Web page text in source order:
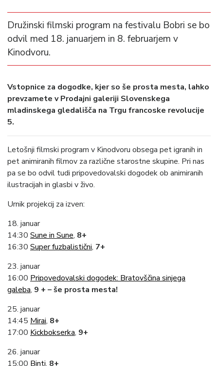
Družinski filmski program na festivalu Bobri se bo
odvil med 18. januarjem in 8. februarjem v
Kinodvoru.
Vstopnice za dogodke, kjer so še prosta mesta, lahko
prevzamete v Prodajni galeriji Slovenskega
mladinskega gledališča na Trgu francoske revolucije
5.
Letošnji filmski program v Kinodvoru obsega pet igranih in
pet animiranih filmov za različne starostne skupine. Pri nas
pa se bo odvil tudi pripovedovalski dogodek ob animiranih
ilustracijah in glasbi v živo.
Urnik projekcij za izven:
18. januar
14:30 Sune in Sune, 8+
16:30 Super fuzbalistični, 7+
23. januar
16:00 Pripovedovalski dogodek: Bratovščina sinjega
galeba, 9 + – še prosta mesta!
25. januar
14:45 Mirai, 8+
17:00 Kickbokserka, 9+
26. januar
15:00 Binti, 8+